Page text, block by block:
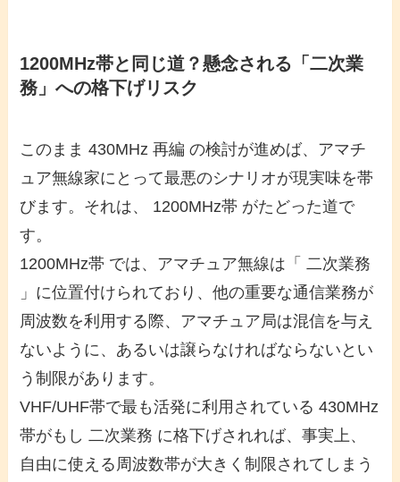
1200MHz帯と同じ道？懸念される「二次業
務」への格下げリスク
このまま 430MHz 再編 の検討が進めば、アマチ
ュア無線家にとって最悪のシナリオが現実味を帯
びます。それは、 1200MHz帯 がたどった道で
す。
1200MHz帯 では、アマチュア無線は「 二次業務
」に位置付けられており、他の重要な通信業務が
周波数を利用する際、アマチュア局は混信を与え
ないように、あるいは譲らなければならないとい
う制限があります。
VHF/UHF帯で最も活発に利用されている 430MHz
帯がもし 二次業務 に格下げされれば、事実上、
自由に使える周波数帯が大きく制限されてしまう